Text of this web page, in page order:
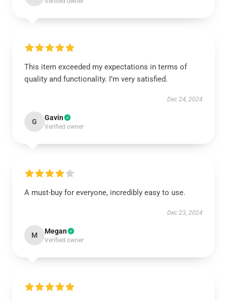
This item exceeded my expectations in terms of
quality and functionality. I’m very satisfied.
Dec 24, 2024
G Gavin
Verified owner
A must-buy for everyone, incredibly easy to use.
Dec 23, 2024
M Megan
Verified owner